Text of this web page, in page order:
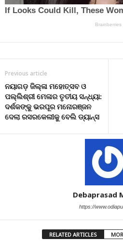
Previous article
ନୟାଗଡ଼ ଜିଲ୍ଳା ମହୋତ୍ସବ ଓ
ପଲ୍ଲିଶ୍ରୀ ମେଳାର ତୃତୀୟ ସନ୍ଧ୍ୟା:
ଦର୍ଶକଙ୍କୁ ଭରପୂର ମନୋରଞ୍ଜନ
ଦେଲା ରସରକେଲୀକୁ ବେଲି ଡ୍ୟାନ୍ସ
Debaprasad
https://
RELATED ARTICLES